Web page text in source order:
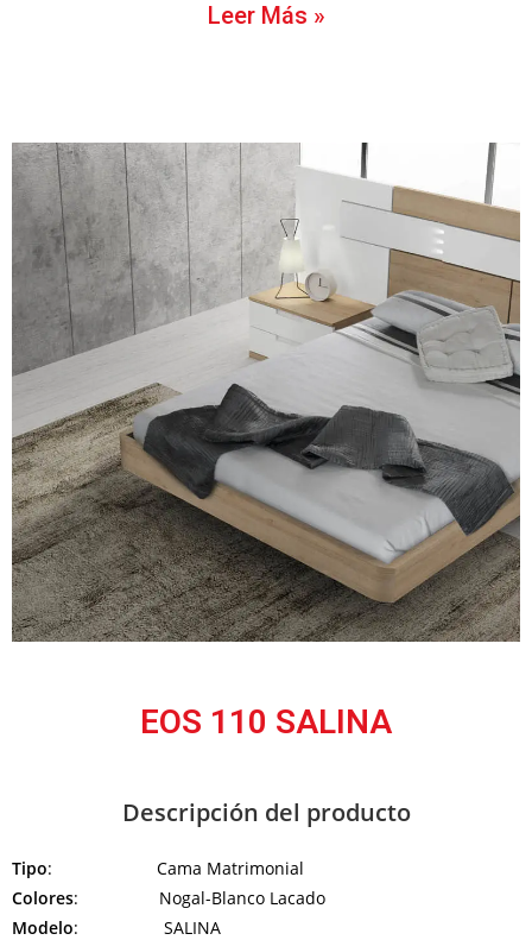
Leer Más »
EOS 110 SALINA
Descripción del producto
Tipo: Cama Matrimonial
Colores: Nogal-Blanco Lacado
Modelo: SALINA